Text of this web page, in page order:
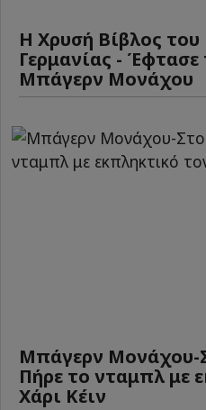
Η Χρυσή Βίβλος
Γερμανίας - Έφτασε
Μπάγερν Μονάχου
Μπάγερν Μονάχου-
Πήρε το νταμπλ με
Χάρι Κέιν